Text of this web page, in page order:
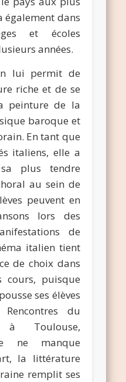
également dans
et écoles
années.
lui permit de
riche et de se
peinture de la
baroque et
En tant que
italiens, elle a
plus tendre
au sein de
peuvent en
lors des
de
italien tient
de choix dans
cours, puisque
ses élèves
du
Toulouse,
ne manque
la littérature
remplit ses